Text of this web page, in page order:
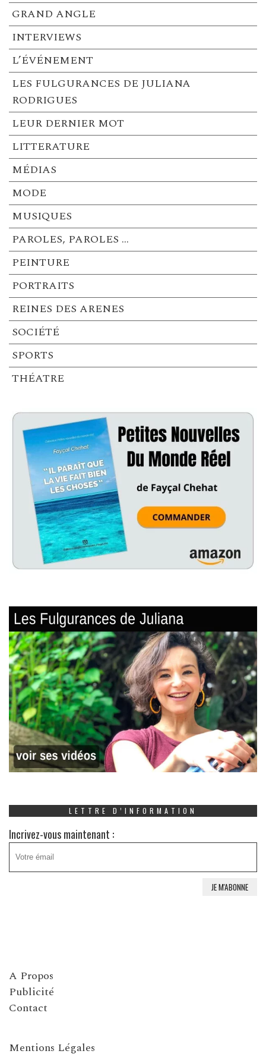
GRAND ANGLE
INTERVIEWS
L’ÉVÉNEMENT
LES FULGURANCES DE JULIANA
RODRIGUES
LEUR DERNIER MOT
LITTERATURE
MÉDIAS
MODE
MUSIQUES
PAROLES, PAROLES …
PEINTURE
PORTRAITS
REINES DES ARENES
SOCIÉTÉ
SPORTS
THÉATRE
LETTRE D’INFORMATION
Incrivez-vous maintenant :
A Propos
Publicité
Contact
Mentions Légales